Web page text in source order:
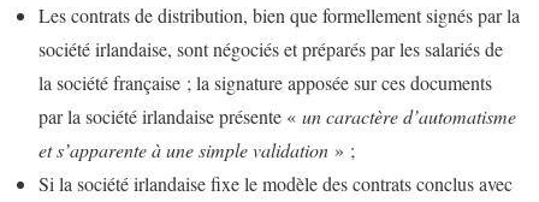
Les contrats de distribution, bien que formellement signés par la
société irlandaise, sont négociés et préparés par les salariés de
la société française ; la signature apposée sur ces documents
par la société irlandaise présente « un caractère d’automatisme
et s’apparente à une simple validation » ;
Si la société irlandaise fixe le modèle des contrats conclus avec